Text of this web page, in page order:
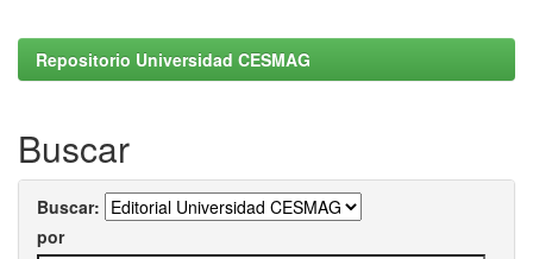
Repositorio Universidad CESMAG
Buscar
Buscar:
por